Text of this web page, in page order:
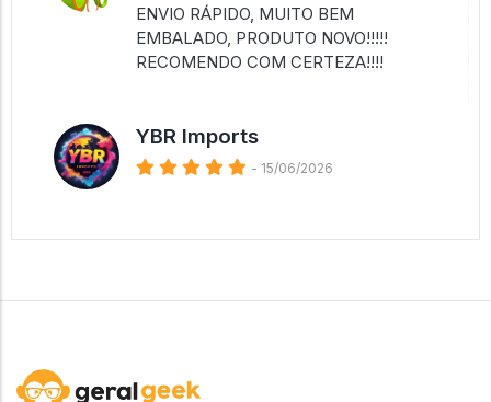
ENVIO RÁPIDO, MUITO BEM
EMBALADO, PRODUTO NOVO!!!!!
RECOMENDO COM CERTEZA!!!!
YBR Imports
- 15/06/2026